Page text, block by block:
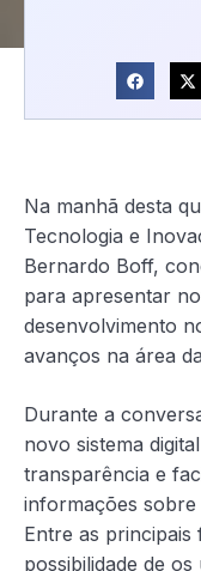
Na manhã desta
Tecnologia e
Bernardo Boff,
para apresentar
desenvolvimento
avanços na área
Durante a
novo sistema
transparência e
informações sobre
Entre as principais
possibilidade de